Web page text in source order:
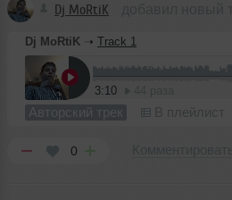
Dj MoRtiK
Dj MoRtiK ➝ Track 1
3:10
Авторский трек В плейлист
0